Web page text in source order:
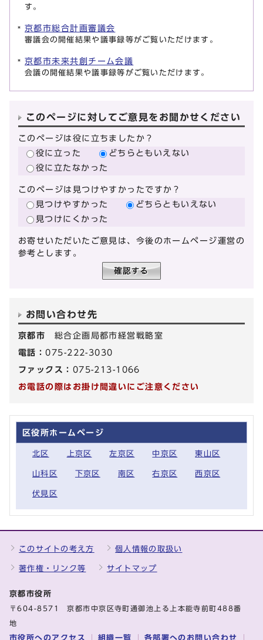
す。
京都市総合計画審議会
審議会の開催結果や議事録等がご覧いただけます。
京都市未来共創チーム会議
会議の開催結果や議事録等がご覧いただけます。
このページに対してご意見をお聞かせください
このページは役に立ちましたか？
役に立った
どちらともいえない
役に立たなかった
このページは見つけやすかったですか？
見つけやすかった
どちらともいえない
見つけにくかった
お寄せいただいたご意見は、今後のホームページ運営の
参考とします。
お問い合わせ先
京都市 総合企画局都市経営戦略室
電話：075-222-3030
ファックス： 075-213-1066
お電話の際はお掛け間違いにご注意ください
区役所ホームページ
北区 上京区 左京区 中京区 東山区
山科区 下京区 南区 右京区 西京区
伏見区
このサイトの考え方 個人情報の取扱い
著作権・リンク等 サイトマップ
京都市役所
〒604-8571 京都市中京区寺町通御池上る上本能寺前町488番
地
市役所へのアクセス 組織一覧 各部署へのお問い合わせ